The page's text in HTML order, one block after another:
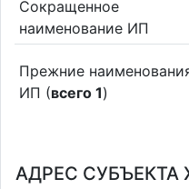
Сокращенное
наименование ИП
Прежние
ИП (всего 1)
АДРЕС